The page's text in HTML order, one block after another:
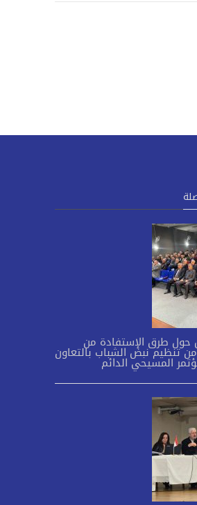
حول طرق الإستفادة من
تنظيم نبض الشباب بالتعاون
المسيحي الدائم